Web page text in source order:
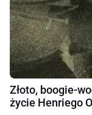
Złoto, boogie-
życie Henriego